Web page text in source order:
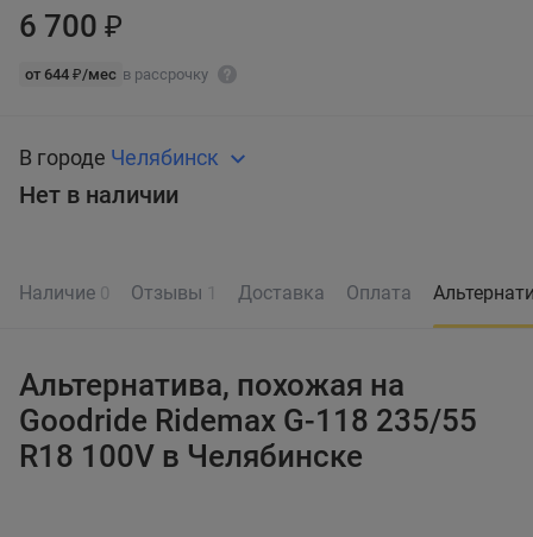
6 700 ₽
от 644 ₽/мес в рассрочку
В городе Челябинск
Нет в наличии
Наличие 0 Отзывы 1 Доставка Оплата
Альтернатива, похожая на
Goodride Ridemax G-118 235/55
R18 100V в Челябинске